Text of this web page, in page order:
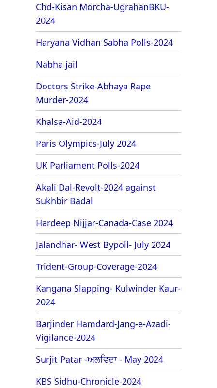
Chd-Kisan Morcha-UgrahanBKU-
2024
Haryana Vidhan Sabha Polls-2024
Nabha jail
Doctors Strike-Abhaya Rape
Murder-2024
Khalsa-Aid-2024
Paris Olympics-July 2024
UK Parliament Polls-2024
Akali Dal-Revolt-2024 against
Sukhbir Badal
Hardeep Nijjar-Canada-Case 2024
Jalandhar- West Bypoll- July 2024
Trident-Group-Coverage-2024
Kangana Slapping- Kulwinder Kaur-
2024
Barjinder Hamdard-Jang-e-Azadi-
Vigilance-2024
Surjit Patar -ਅਲਵਿਦਾ - May 2024
KBS Sidhu-Chronicle-2024